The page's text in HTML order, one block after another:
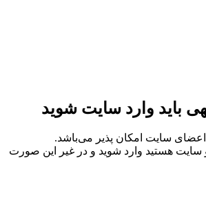
باید وارد سایت شوید
اعضای سایت امکان پذیر می‌باشد.
سایت هستید وارد شوید و در غیر این صورت